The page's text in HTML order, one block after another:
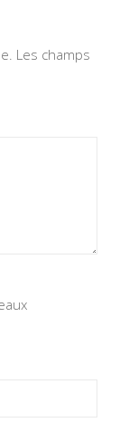
Les champs